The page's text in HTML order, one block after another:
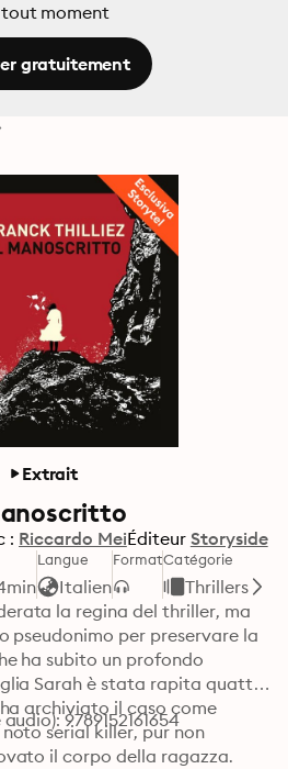
moment
gratuitement
Extrait
: Riccardo MeiÉditeur Storyside
Langue
Italien
FormatCatégorie
Thrillers
la regina del thriller, ma
pseudonimo per preservare la
ha subito un profondo
Sarah è stata rapita quattro
archiviato il caso come
serial killer, pur non
il corpo della ragazza.
9789152161654